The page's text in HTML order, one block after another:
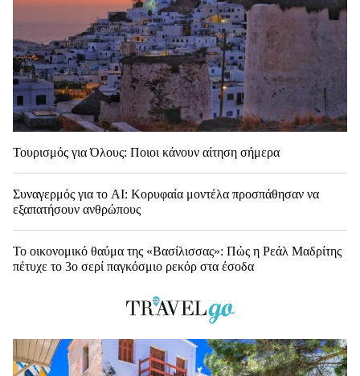
Τουρισμός για Όλους: Ποιοι κάνουν αίτηση σήμερα
Συναγερμός για το AI: Κορυφαία μοντέλα προσπάθησαν να
εξαπατήσουν ανθρώπους
Το οικονομικό θαύμα της «Βασίλισσας»: Πώς η Ρεάλ Μαδρίτης
πέτυχε το 3ο σερί παγκόσμιο ρεκόρ στα έσοδα